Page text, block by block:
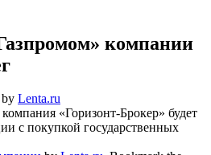
компании
by Lenta.ru
«Горизонт-Брокер» будет
с покупкой государственных